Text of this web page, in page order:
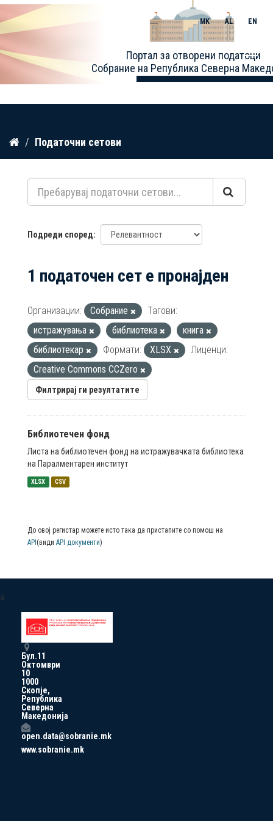
Прескокнете
содржина
Портал за отворени податоци
Собрание на Република Северна
MK AL EN
Toggle
Податочни сетови
Подреди според
1 податочен сет е пронајден
Организации: Собрание
Тагови:
истражувања
библиотека
книга
библиотекар
Формати: XLSX
Лиценци:
Creative Commons CCZero
Филтрирај ги резултатите
Библиотечен фонд
Листа на библиотечен фонд на истражувачката библиотека
на Паралментарен институт
XLSX CSV
До овој регистар можете исто така да пристапите со помош на
API (види API документи)
a
Бул.11
Октомври
10
1000
Скопје,
Република
Северна
Македонија
open.data@sobranie.mk
www.sobranie.mk